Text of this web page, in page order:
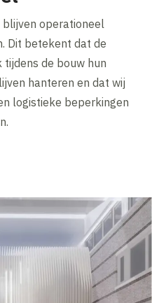
operationeel
Dit betekent dat de
de bouw hun
hanteren en dat wij
logistieke beperkingen